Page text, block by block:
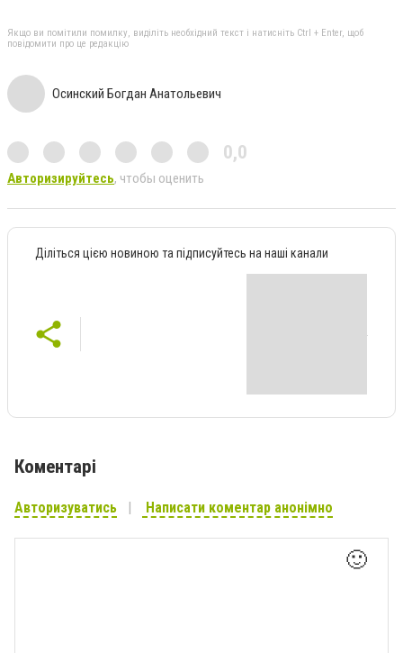
Якщо ви помітили помилку, виділіть необхідний текст і натисніть Ctrl + Enter, щоб
повідомити про це редакцію
Осинский Богдан Анатольевич
0,0
Авторизируйтесь, чтобы оценить
Діліться цією новиною та підписуйтесь на наші канали
Коментарі
Авторизуватись Написати коментар анонімно
🙂